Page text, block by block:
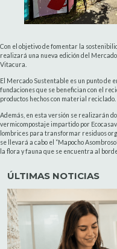
Con el objetivo de fomentar la
realizará una nueva edición del
Vitacura.
El Mercado Sustentable es un punto de
fundaciones que se benefician con el
productos hechos con material reciclado.
Además, en esta versión se realizarán
vermicompostaje impartido por
lombrices para transformar residuos
se llevará a cabo el “Mapocho
la flora y fauna que se encuentra al
ÚLTIMAS NOTICIAS